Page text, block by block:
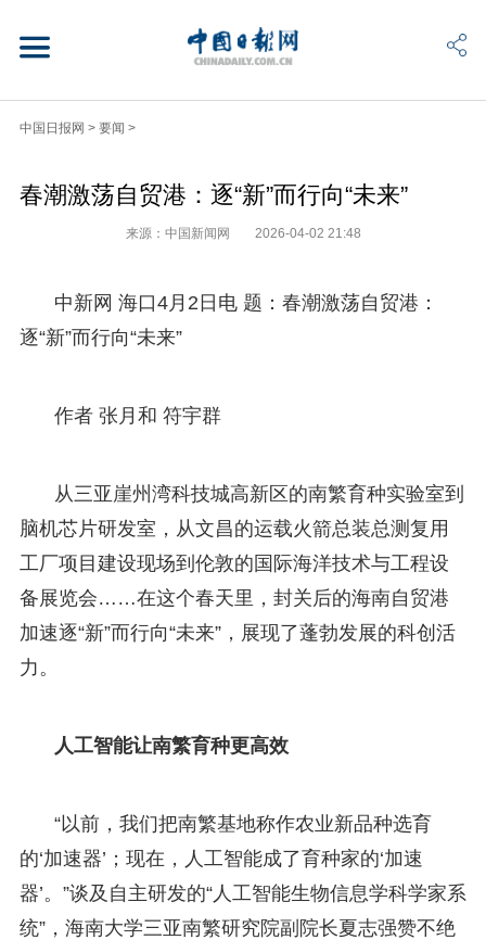
中国日报网 > 要闻 >
春潮激荡自贸港：逐“新”而行向“未来”
来源：中国新闻网 2026-04-02 21:48
中新网 海口4月2日电 题：春潮激荡自贸港：
逐“新”而行向“未来”
作者 张月和 符宇群
从三亚崖州湾科技城高新区的南繁育种实验室到
脑机芯片研发室，从文昌的运载火箭总装总测复用
工厂项目建设现场到伦敦的国际海洋技术与工程设
备展览会……在这个春天里，封关后的海南自贸港
加速逐“新”而行向“未来”，展现了蓬勃发展的科创活
力。
人工智能让南繁育种更高效
“以前，我们把南繁基地称作农业新品种选育
的‘加速器’；现在，人工智能成了育种家的‘加速
器’。”谈及自主研发的“人工智能生物信息学科学家系
统”，海南大学三亚南繁研究院副院长夏志强赞不绝